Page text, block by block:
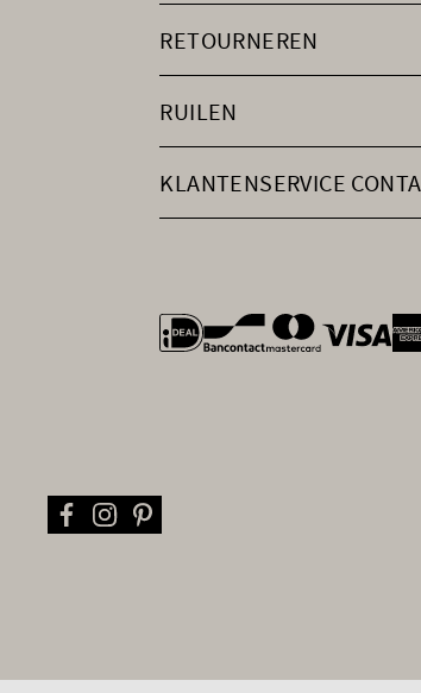
RETOURNEREN
RUILEN
KLANTENSERVICE
general.paymentOptions